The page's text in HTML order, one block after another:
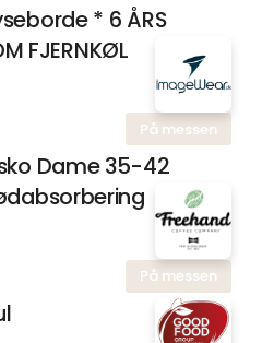
* 6 ÅRS
FJERNKØL
På messen
Dame 35-42
På messen